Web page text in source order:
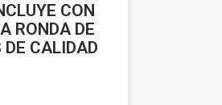
CON
RONDA DE
CALIDAD